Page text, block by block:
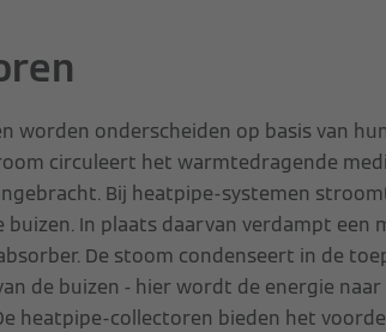
worden onderscheiden op basis van
circuleert het warmtedragende
Bij heatpipe-systemen
In plaats daarvan verdampt een
De stoom condenseert in de
de buizen - hier wordt de energie
heatpipe-collectoren bieden het